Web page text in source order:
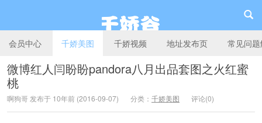
会员中心 千娇美图 千娇视频 地址发布页 常见问
微博红人闫盼盼pandora八月出品套图之火红蜜
桃
啊狗哥 发布于 10年前 (2016-09-07) 分类： 千娇美图 评论(0)